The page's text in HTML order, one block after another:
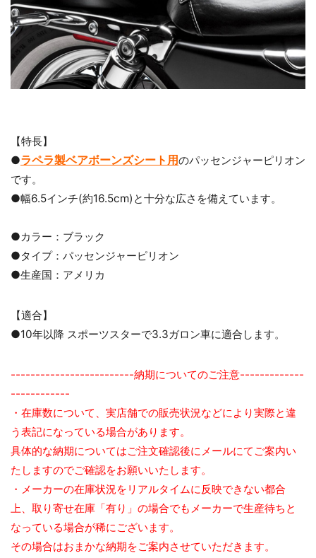
【特長】
●ラペラ製ベアボーンズシート用のパッセンジャーピリオン
です。
●幅6.5インチ(約16.5cm)と十分な広さを備えています。
●カラー：ブラック
●タイプ：パッセンジャーピリオン
●生産国：アメリカ
【適合】
●10年以降 スポーツスターで3.3ガロン車に適合します。
-------------------------納期についてのご注意-------------
------------
・在庫数について、実店舗での販売状況などにより実際と違
う表記になっている場合があります。
具体的な納期についてはご注文確認後にメールにてご案内い
たしますのでご確認をお願いいたします。
・メーカーの在庫状況をリアルタイムに反映できない都合
上、取り寄せ在庫「有り」の場合でもメーカーで生産待ちと
なっている場合が稀にございます。
その場合はおまかな納期をご案内させていただきます。